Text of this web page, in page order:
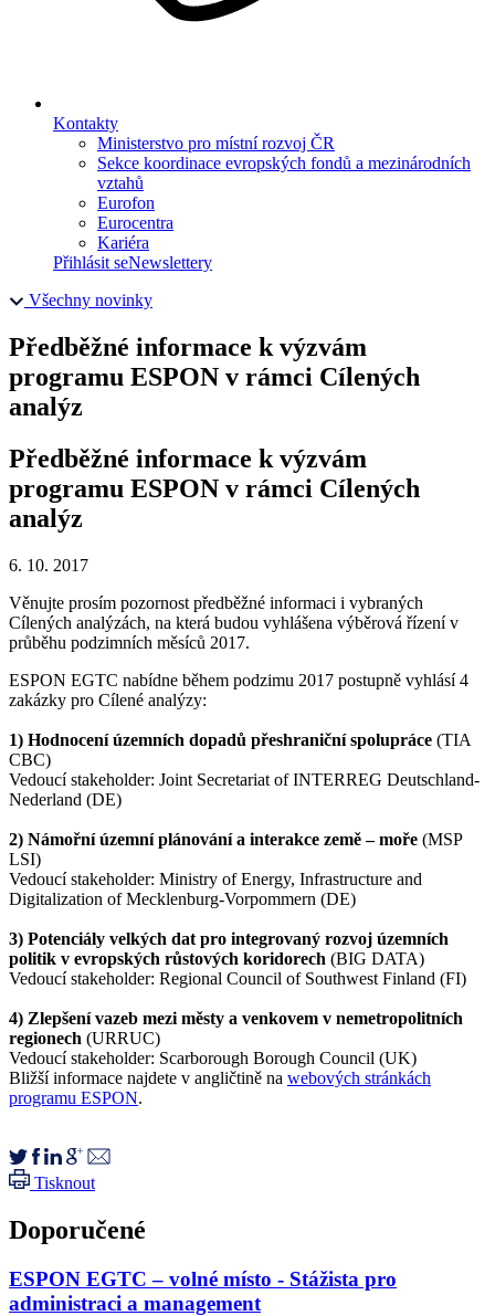
Kontakty
Ministerstvo pro místní rozvoj ČR
Sekce koordinace evropských fondů a mezinárodních
vztahů
Eurofon
Eurocentra
Kariéra
Přihlásit seNewslettery
Všechny novinky
Předběžné informace k výzvám
programu ESPON v rámci Cílených
analýz
Předběžné informace k výzvám
programu ESPON v rámci Cílených
analýz
6. 10. 2017
Věnujte prosím pozornost předběžné informaci i vybraných
Cílených analýzách, na která budou vyhlášena výběrová řízení v
průběhu podzimních měsíců 2017.
ESPON EGTC nabídne během podzimu 2017 postupně vyhlásí 4
zakázky pro Cílené analýzy:
1) Hodnocení územních dopadů přeshraniční spolupráce (TIA
CBC)
Vedoucí stakeholder: Joint Secretariat of INTERREG Deutschland-
Nederland (DE)
2) Námořní územní plánování a interakce země – moře (MSP
LSI)
Vedoucí stakeholder: Ministry of Energy, Infrastructure and
Digitalization of Mecklenburg-Vorpommern (DE)
3) Potenciály velkých dat pro integrovaný rozvoj územních
politik v evropských růstových koridorech (BIG DATA)
Vedoucí stakeholder: Regional Council of Southwest Finland (FI)
4) Zlepšenívazeb mezi městy a venkovem v nemetropolitních
regionech (URRUC)
Vedoucí stakeholder: Scarborough Borough Council (UK)
Bližší informace najdete v angličtině na webových stránkách
programu ESPON.
Tisknout
Doporučené
ESPON EGTC – volné místo - Stážista pro
administraci a management